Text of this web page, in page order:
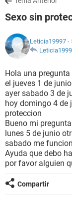
NUTRICIÓN
BIENESTAR
SEXUALIDAD
GLOSARIO
Sexo sin
Leticia19997 -
Hola una
el jueves 1 de
ayer sabado 3 de
hoy domingo 4 de
proteccion
Bueno mi
lunes 5 de junio
sabado me
Ayuda que debo
por favor alguien
Compartir